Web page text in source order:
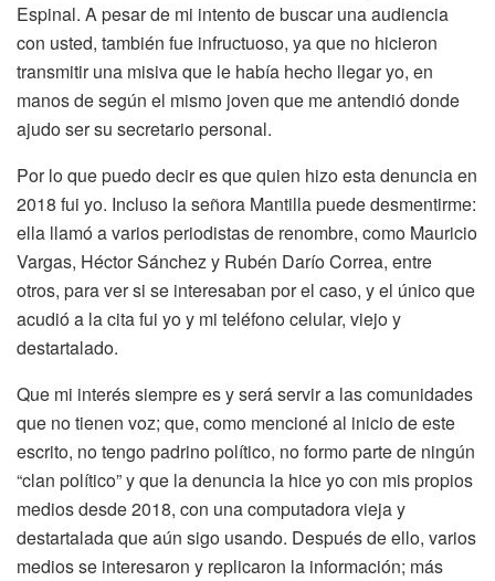
Espinal. A pesar de mi intento de buscar una audiencia
con usted, también fue infructuoso, ya que no hicieron
transmitir una misiva que le había hecho llegar yo, en
manos de según el mismo joven que me antendió donde
ajudo ser su secretario personal.
Por lo que puedo decir es que quien hizo esta denuncia en
2018 fui yo. Incluso la señora Mantilla puede desmentirme:
ella llamó a varios periodistas de renombre, como Mauricio
Vargas, Héctor Sánchez y Rubén Darío Correa, entre
otros, para ver si se interesaban por el caso, y el único que
acudió a la cita fui yo y mi teléfono celular, viejo y
destartalado.
Que mi interés siempre es y será servir a las comunidades
que no tienen voz; que, como mencioné al inicio de este
escrito, no tengo padrino político, no formo parte de ningún
“clan político” y que la denuncia la hice yo con mis propios
medios desde 2018, con una computadora vieja y
destartalada que aún sigo usando. Después de ello, varios
medios se interesaron y replicaron la información; más